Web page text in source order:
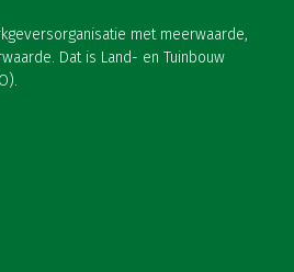
met meerwaarde,
Dat is Land- en Tuinbouw